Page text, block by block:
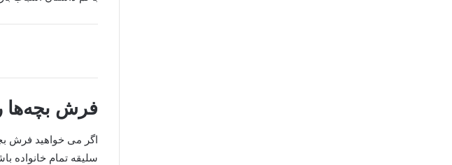
فرش بچه‌ها
اگر می خواهید فرش
سلیقه تمام خانواده